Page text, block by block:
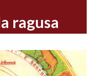
ragusa